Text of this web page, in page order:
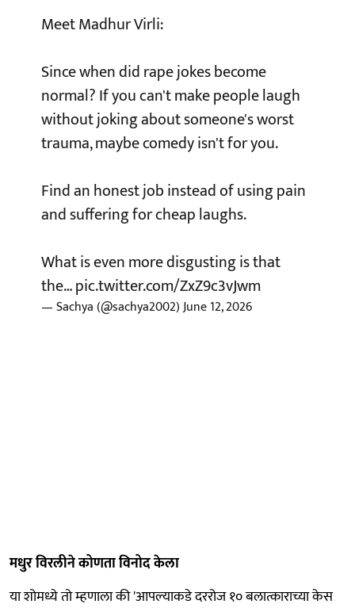
Meet Madhur Virli:
Since when did rape jokes become
normal? If you can't make people laugh
without joking about someone's worst
trauma, maybe comedy isn't for you.
Find an honest job instead of using pain
and suffering for cheap laughs.
What is even more disgusting is that
the…pic.twitter.com/ZxZ9c3vJwm
— Sachya (@sachya2002)June 12, 2026
मधुर विरलीने कोणता विनोद केला
या शोमध्ये तो म्हणाला की 'आपल्याकडे दररोज १० बलात्काराच्या केस